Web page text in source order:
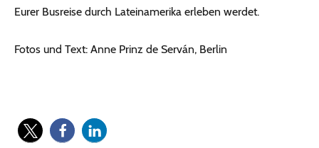
Eurer Busreise durch Lateinamerika erleben werdet.
Fotos und Text: Anne Prinz de Serván, Berlin